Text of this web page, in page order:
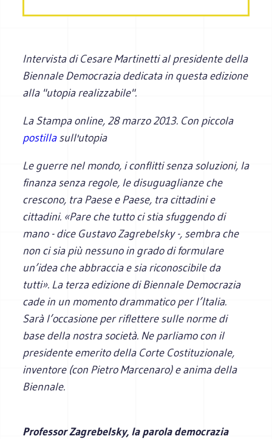
Intervista di Cesare Martinetti al presidente della
Biennale Democrazia dedicata in questa edizione
alla "utopia realizzabile".
La Stampa online, 28 marzo 2013. Con piccola
postillasull'utopia
Le guerre nel mondo, i conflitti senza soluzioni, la
finanza senza regole, le disuguaglianze che
crescono, tra Paese e Paese, tra cittadini e
cittadini. «Pare che tutto ci stia sfuggendo di
mano - dice Gustavo Zagrebelsky -, sembra che
non ci sia più nessuno in grado di formulare
un’idea che abbraccia e sia riconoscibile da
tutti». La terza edizione di Biennale Democrazia
cade in un momento drammatico per l’Italia.
Sarà l’occasione per riflettere sulle norme di
base della nostra società. Ne parliamo con il
presidente emerito della Corte Costituzionale,
inventore (con Pietro Marcenaro) e anima della
Biennale.
Professor Zagrebelsky, la parola democrazia